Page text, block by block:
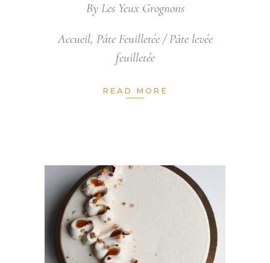
By Les Yeux Grognons
Accueil, Pâte Feuilletée / Pâte levée
feuilletée
READ MORE